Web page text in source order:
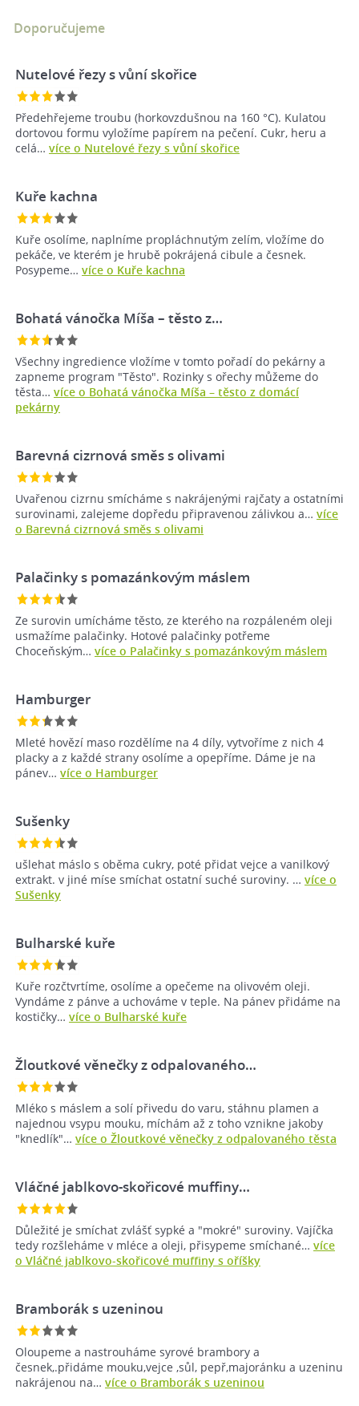
Doporučujeme
Nutelové řezy s vůní skořice
Předehřejeme troubu (horkovzdušnou na 160 °C). Kulatou
dortovou formu vyložíme papírem na pečení. Cukr, heru a
celá… více o Nutelové řezy s vůní skořice
Kuře kachna
Kuře osolíme, naplníme propláchnutým zelím, vložíme do
pekáče, ve kterém je hrubě pokrájená cibule a česnek.
Posypeme… více o Kuře kachna
Bohatá vánočka Míša – těsto z…
Všechny ingredience vložíme v tomto pořadí do pekárny a
zapneme program "Těsto". Rozinky s ořechy můžeme do
těsta… více o Bohatá vánočka Míša – těsto z domácí
pekárny
Barevná cizrnová směs s olivami
Uvařenou cizrnu smícháme s nakrájenými rajčaty a ostatními
surovinami, zalejeme dopředu připravenou zálivkou a… více
o Barevná cizrnová směs s olivami
Palačinky s pomazánkovým máslem
Ze surovin umícháme těsto, ze kterého na rozpáleném oleji
usmažíme palačinky. Hotové palačinky potřeme
Choceňským… více o Palačinky s pomazánkovým máslem
Hamburger
Mleté hovězí maso rozdělíme na 4 díly, vytvoříme z nich 4
placky a z každé strany osolíme a opepříme. Dáme je na
pánev… více o Hamburger
Sušenky
ušlehat máslo s oběma cukry, poté přidat vejce a vanilkový
extrakt. v jiné míse smíchat ostatní suché suroviny. … více o
Sušenky
Bulharské kuře
Kuře rozčtvrtíme, osolíme a opečeme na olivovém oleji.
Vyndáme z pánve a uchováme v teple. Na pánev přidáme na
kostičky… více o Bulharské kuře
Žloutkové věnečky z odpalovaného…
Mléko s máslem a solí přivedu do varu, stáhnu plamen a
najednou vsypu mouku, míchám až z toho vznikne jakoby
"knedlík"… více o Žloutkové věnečky z odpalovaného těsta
Vláčné jablkovo-skořicové muffiny…
Důležité je smíchat zvlášť sypké a "mokré" suroviny. Vajíčka
tedy rozšleháme v mléce a oleji, přisypeme smíchané… více
o Vláčné jablkovo-skořicové muffiny s oříšky
Bramborák s uzeninou
Oloupeme a nastrouháme syrové brambory a
česnek,.přidáme mouku,vejce ,sůl, pepř,majoránku a uzeninu
nakrájenou na… více o Bramborák s uzeninou